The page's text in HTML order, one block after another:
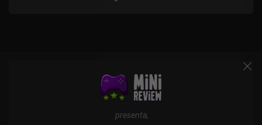
gratuita en Android. Es un juego imprescindible para los
aficionados a los juegos de estrategia y, por ese precio, es una
presenta,